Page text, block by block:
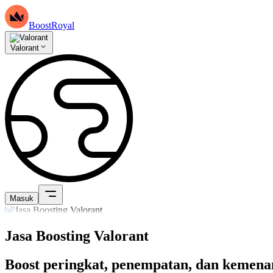
BoostRoyal
Valorant
Masuk
Jasa Boosting Valorant
Boost peringkat, penempatan, dan